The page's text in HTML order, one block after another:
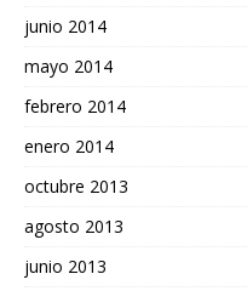
junio 2014
mayo 2014
febrero 2014
enero 2014
octubre 2013
agosto 2013
junio 2013